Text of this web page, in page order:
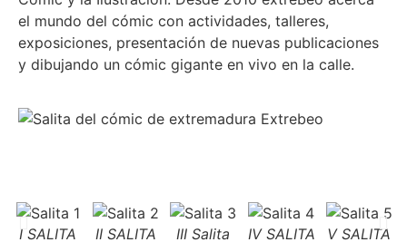
el mundo del cómic con actividades, talleres,
exposiciones, presentación de nuevas publicaciones
y dibujando un cómic gigante en vivo en la calle.
I SALITA II SALITA III Salita IV SALITA V SALITA